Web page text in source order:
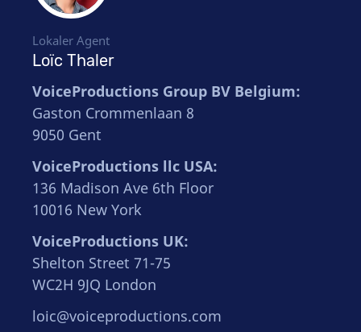
Lokaler Agent
Loïc Thaler
VoiceProductions Group BV Belgium:
Gaston Crommenlaan 8
9050 Gent
VoiceProductions llc USA:
136 Madison Ave 6th Floor
10016 New York
VoiceProductions UK:
Shelton Street 71-75
WC2H 9JQ London
loic@voiceproductions.com